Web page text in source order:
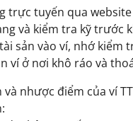
trực tuyến qua
và kiểm tra kỹ trước
sản vào ví, nhớ kiểm
ví ở nơi khô ráo và
và nhược điểm của ví